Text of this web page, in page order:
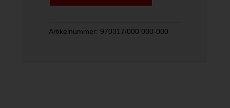
Artikelnummer: 970317/000 000-000